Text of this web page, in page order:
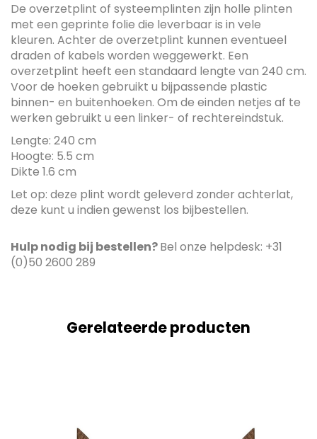
De overzetplint of systeemplinten zijn holle plinten
met een geprinte folie die leverbaar is in vele
kleuren. Achter de overzetplint kunnen eventueel
draden of kabels worden weggewerkt. Een
overzetplint heeft een standaard lengte van 240 cm.
Voor de hoeken gebruikt u bijpassende plastic
binnen- en buitenhoeken. Om de einden netjes af te
werken gebruikt u een linker- of rechtereindstuk.
Lengte: 240 cm
Hoogte: 5.5 cm
Dikte 1.6 cm
Let op: deze plint wordt geleverd zonder achterlat,
deze kunt u indien gewenst los bijbestellen.
Hulp nodig bij bestellen?Bel onze helpdesk: +31
(0)50 2600 289
Gerelateerde producten